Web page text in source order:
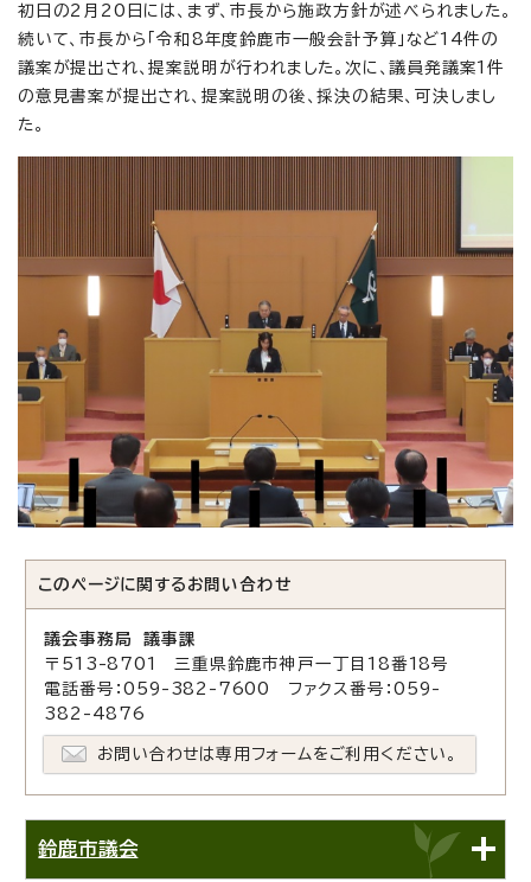
初日の2月20日には、まず、市長から施政方針が述べられました。
続いて、市長から「令和8年度鈴鹿市一般会計予算」など14件の
議案が提出され、提案説明が行われました。次に、議員発議案1件
の意見書案が提出され、提案説明の後、採決の結果、可決しまし
た。
このページに関する お問い合わせ
議会事務局 議事課
〒513-8701 三重県鈴鹿市神戸一丁目18番18号
電話番号：059-382-7600 ファクス番号：059-
382-4876
お問い合わせは専用フォームをご利用ください。
鈴鹿市議会